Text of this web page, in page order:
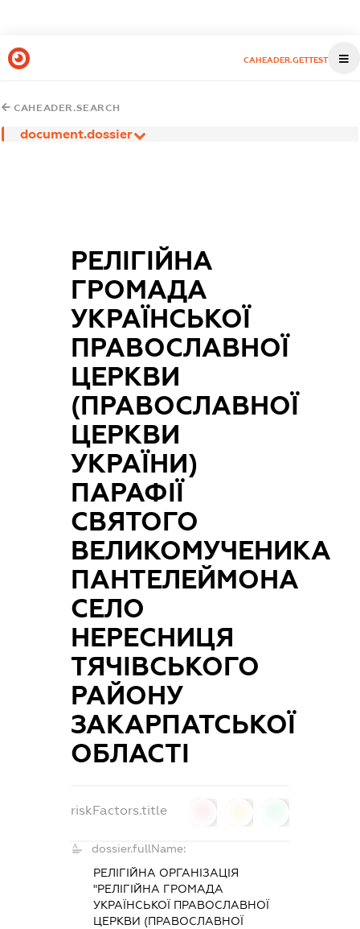
CAHEADER.GETTEST
CAHEADER.SEARCH
document.dossier
РЕЛІГІЙНА
ГРОМАДА
УКРАЇНСЬКОЇ
ПРАВОСЛАВНОЇ
ЦЕРКВИ
(ПРАВОСЛАВНОЇ
ЦЕРКВИ
УКРАЇНИ)
ПАРАФІЇ
СВЯТОГО
ВЕЛИКОМУЧЕНИКА
ПАНТЕЛЕЙМОНА
СЕЛО
НЕРЕСНИЦЯ
ТЯЧІВСЬКОГО
РАЙОНУ
ЗАКАРПАТСЬКОЇ
ОБЛАСТІ
riskFactors.title
dossier.fullName:
РЕЛІГІЙНА ОРГАНІЗАЦІЯ
"РЕЛІГІЙНА ГРОМАДА
УКРАЇНСЬКОЇ ПРАВОСЛАВНОЇ
ЦЕРКВИ (ПРАВОСЛАВНОЇ